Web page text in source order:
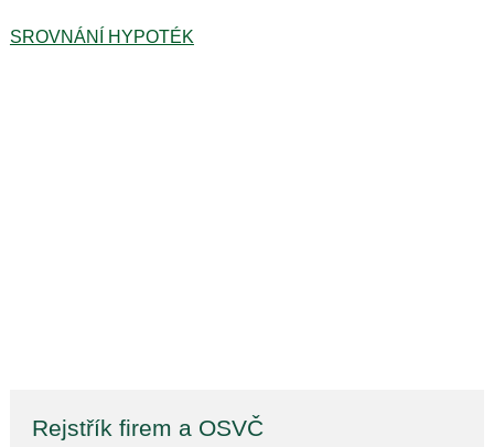
SROVNÁNÍ HYPOTÉK
Rejstřík firem a OSVČ